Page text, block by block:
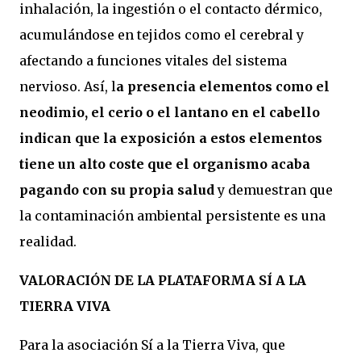
inhalación, la ingestión o el contacto dérmico,
acumulándose en tejidos como el cerebral y
afectando a funciones vitales del sistema
nervioso. Así, la presencia elementos como el
neodimio, el cerio o el lantano en el cabello
indican que la exposición a estos elementos
tiene un alto coste que el organismo acaba
pagando con su propia saludy demuestran que
la contaminación ambiental persistente es una
realidad.
VALORACIÓN DE LA PLATAFORMA SÍ A LA
TIERRA VIVA
Para la asociación Sí a la Tierra Viva, que